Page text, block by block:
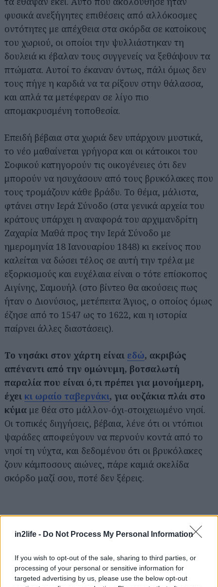
in2life - Do Not Process My Personal Information
If you wish to opt-out of the sale, sharing to third parties, or
processing of your personal or sensitive information for
targeted advertising by us, please use the below opt-out
φυσικά ανεξήγητες επιθέσεις από αλλόκοσμες
οντότητες με απέχθεια στα σκόρδα σε κατοίκους
του χωριού, οι οποίοι την ψυλλιάστηκαν τη
δουλειά κι έβαλαν τους συγγενείς να ξεθάψουν τα
πτώματα. Αυτοί το έκαναν όντως, πάλι όμως δεν
τους πήγε η καρδιά να τα ρίξουν στην θάλασσα,
και απλά τα μετέφεραν σε λίγο πιο
απομακρυσμένη τοποθεσία.
Επειδή βέβαια στα χωριά δεν υπάρχουν μυστικά,
το νέο μαθαίνεται γρήγορα και οι κάτοικοι του
Σοφικού κατηγορούν τις οικογένειες ότι δεν
μπορούν να ησυχάσουν από τους βρυκόλακες που
τους τρομάζουν κάθε βράδυ. Το θέμα, μάλιστα,
φτάνει στην Ιερά Σύνοδο (στα γενικά αρχεία του
κράτους υπάρχει η αναφορά του αρχιμανδρίτη
Ζαχαρία Μαθά προς την Ιερά Σύνοδο με
ημερομηνία 18 Ιανουαρίου 1848) κι εκείνος που
καλείται να δώσει τέλος σε αυτή την τρέλα με
εξορκισμούς και ευχέλαια είναι ο τότε επίσκοπος
Αιγίνης, Σαμουήλ (στο βίντεο θα ακούσεις πως
ήταν ο Διονύσιος, μετέπειτα Άγιος, ο οποίος όμως
έζησε από το 1547 ως το 1622, και η ιστορία
παίρνει άλλες διαστάσεις).
Το νησάκι στον χάρτη είναι εδώ, ακριβώς
απέναντι από την ομώνυμη, βοτσαλωτή
παραλία που είναι ό,τι πρέπει για μονοήμερη,
έχει κι ωραίο ταβερνάκι, για ουζάκια πλάι στο
κύμα με θέα στο μάλλον-όχι-στοιχειωμένο νησί.
Οι τοπικές διηγήσεις, βέβαια, λένε ότι οι ντόπιοι
ψαράδες αποφεύγουν να περνούν κοντά από το
νησί τη νύχτα, και δεδομένου ότι οι βρυκόλακες
ζουν κάμποσους αιώνες, πάρε καμιά σκελίδα
σκόρδο μαζί σου, ποτέ δεν ξέρεις.
Αναζήτηση